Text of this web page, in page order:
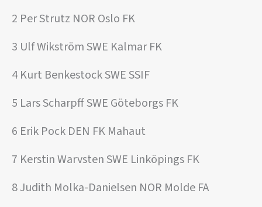
2 Per Strutz NOR Oslo FK
3 Ulf Wikström SWE Kalmar FK
4 Kurt Benkestock SWE SSIF
5 Lars Scharpff SWE Göteborgs FK
6 Erik Pock DEN FK Mahaut
7 Kerstin Warvsten SWE Linköpings FK
8 Judith Molka-Danielsen NOR Molde FA